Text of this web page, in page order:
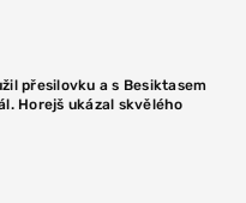
přesilovku a s Besiktasem
Horejš ukázal skvělého